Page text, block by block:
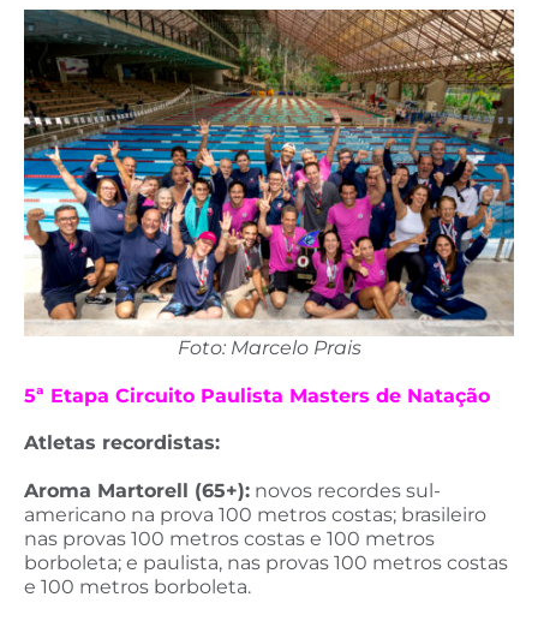
Foto: Marcelo Prais
5ª Etapa Circuito Paulista Masters de Natação
Atletas recordistas:
Aroma Martorell (65+): novos recordes sul-
americano na prova 100 metros costas; brasileiro
nas provas 100 metros costas e 100 metros
borboleta; e paulista, nas provas 100 metros costas
e 100 metros borboleta.